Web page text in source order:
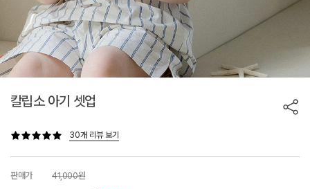
칼립소 아기 셋업
30개 리뷰 보기
판매가
41,000원